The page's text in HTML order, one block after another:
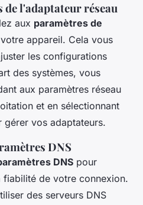
de l'adaptateur réseau
aux paramètres de
appareil. Cela vous
les configurations
des systèmes, vous
aux paramètres réseau
et en sélectionnant
vos adaptateurs.
DNS
DNS pour
fiabilité de votre connexion.
des serveurs DNS